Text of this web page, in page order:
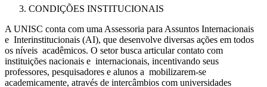
CONDIÇÕES INSTITUCIONAIS
A UNISC conta com uma Assessoria para Assuntos Internacionais
e Interinstitucionais (AI), que desenvolve diversas ações em todos
os níveis acadêmicos. O setor busca articular contato com
instituições nacionais e internacionais, incentivando seus
professores, pesquisadores e alunos a mobilizarem-se
academicamente, através de intercâmbios com universidades